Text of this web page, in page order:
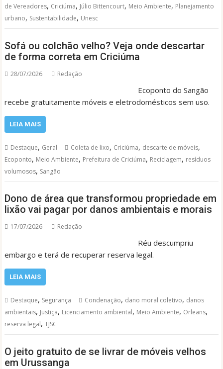
de Vereadores, Criciúma, Júlio Bittencourt, Meio Ambiente, Planejamento
urbano, Sustentabilidade, Unesc
Sofá ou colchão velho? Veja onde descartar
de forma correta em Criciúma
28/07/2026 Redação
Ecoponto do Sangão
recebe gratuitamente móveis e eletrodomésticos sem uso.
LEIA MAIS
Destaque, Geral Coleta de lixo, Criciúma, descarte de móveis,
Ecoponto, Meio Ambiente, Prefeitura de Criciúma, Reciclagem, resíduos
volumosos, Sangão
Dono de área que transformou propriedade em
lixão vai pagar por danos ambientais e morais
17/07/2026 Redação
Réu descumpriu
embargo e terá de recuperar reserva legal.
LEIA MAIS
Destaque, Segurança Condenação, dano moral coletivo, danos
ambientais, Justiça, Licenciamento ambiental, Meio Ambiente, Orleans,
reserva legal,TJSC
O jeito gratuito de se livrar de móveis velhos
em Urussanga